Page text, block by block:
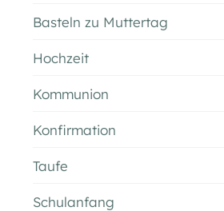
Basteln zu Muttertag
Hochzeit
Kommunion
Konfirmation
Taufe
Schulanfang